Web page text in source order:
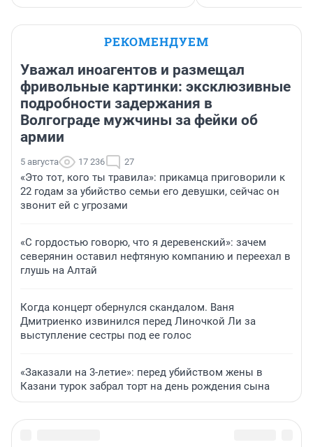
РЕКОМЕНДУЕМ
Уважал иноагентов и размещал
фривольные картинки: эксклюзивные
подробности задержания в
Волгограде мужчины за фейки об
армии
5 августа 17 236 27
«Это тот, кого ты травила»: прикамца приговорили к
22 годам за убийство семьи его девушки, сейчас он
звонит ей с угрозами
«С гордостью говорю, что я деревенский»: зачем
северянин оставил нефтяную компанию и переехал в
глушь на Алтай
Когда концерт обернулся скандалом. Ваня
Дмитриенко извинился перед Линочкой Ли за
выступление сестры под ее голос
«Заказали на 3-летие»: перед убийством жены в
Казани турок забрал торт на день рождения сына